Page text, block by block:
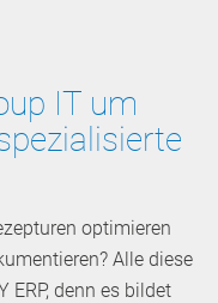
IT um
optimieren
Alle diese
ERP, denn es bildet